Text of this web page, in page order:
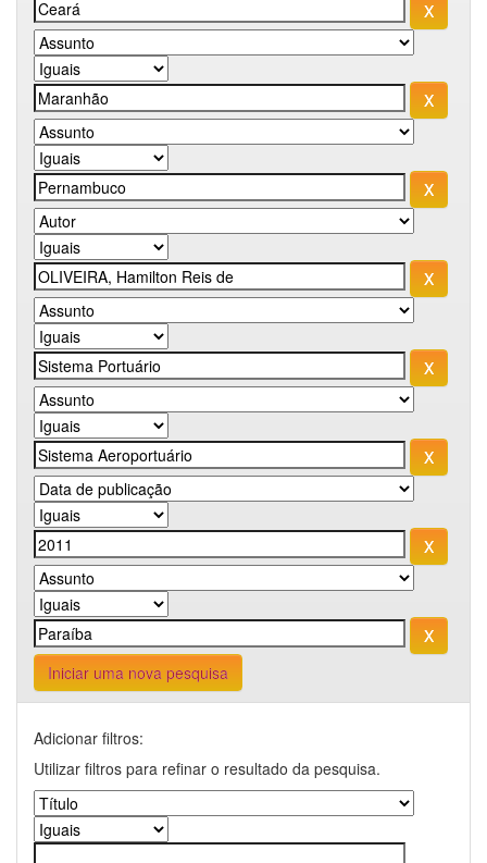
Iniciar uma nova pesquisa
Adicionar filtros:
Utilizar filtros para refinar o resultado da pesquisa.